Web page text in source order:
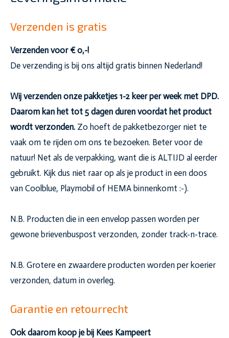
Verzenden is gratis
Verzenden voor € 0,-!
De verzending is bij ons altijd gratis binnen Nederland!
Wij verzenden onze pakketjes 1-2 keer per week met DPD.
Daarom kan het tot 5 dagen duren voordat het product
wordt verzonden. Zo hoeft de pakketbezorger niet te
vaak om te rijden om ons te bezoeken. Beter voor de
natuur! Net als de verpakking, want die is ALTIJD al eerder
gebruikt. Kijk dus niet raar op als je product in een doos
van Coolblue, Playmobil of HEMA binnenkomt :-).
N.B. Producten die in een envelop passen worden per
gewone brievenbuspost verzonden, zonder track-n-trace.
N.B. Grotere en zwaardere producten worden per koerier
verzonden, datum in overleg.
Garantie en retourrecht
Ook daarom koop je bij Kees Kampeert